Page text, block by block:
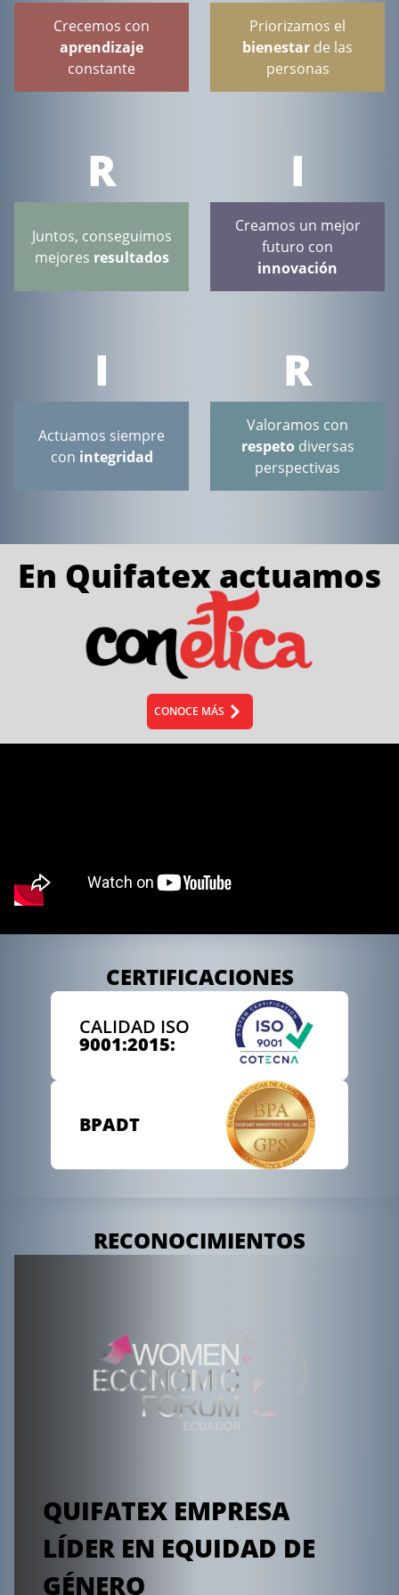
Crecemos con
aprendizaje
constante
Priorizamos el
bienestar de las
personas
R
Juntos, conseguimos
mejores resultados
I
Creamos un mejor
futuro con
innovación
I
Actuamos siempre
con integridad
R
Valoramos con
respetodiversas
perspectivas
En Quifatex actuamos
CONOCE MÁS
CERTIFICACIONES
CALIDAD ISO
9001:2015:
Ver política
BPADT
RECONOCIMIENTOS
QUIFATEX EMPRESA
LÍDER EN EQUIDAD DE
GÉNERO